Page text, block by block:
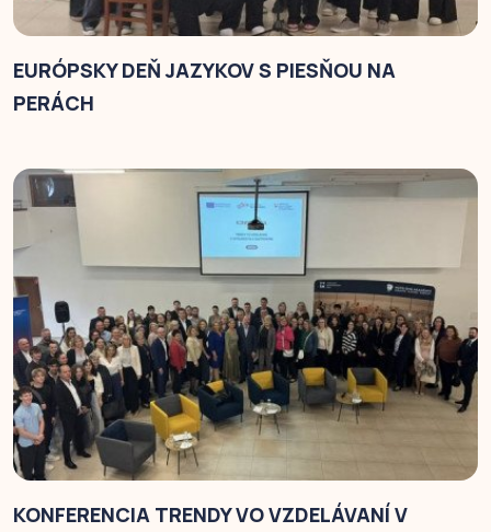
EURÓPSKY DEŇ JAZYKOV S PIESŇOU NA
PERÁCH
KONFERENCIA TRENDY VO VZDELÁVANÍ V